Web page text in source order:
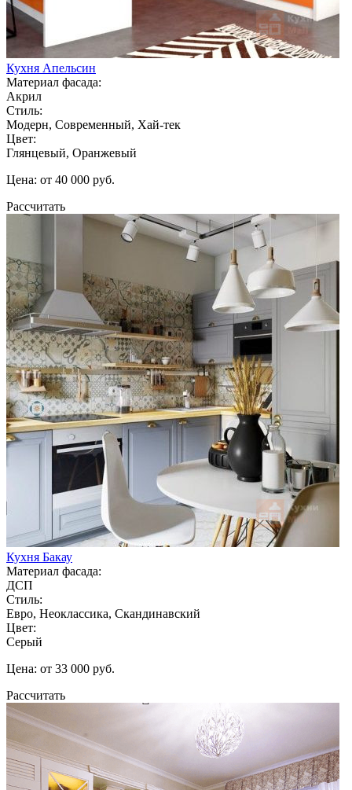
Кухня Апельсин
Материал фасада:
Акрил
Стиль:
Модерн, Современный, Хай-тек
Цвет:
Глянцевый, Оранжевый
Цена: от 40 000 руб.
Рассчитать
Кухня Бакау
Материал фасада:
ДСП
Стиль:
Евро, Неоклассика, Скандинавский
Цвет:
Серый
Цена: от 33 000 руб.
Рассчитать